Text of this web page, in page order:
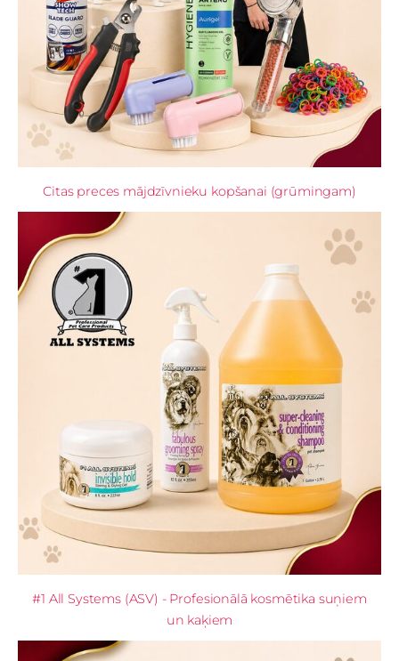
Citas preces mājdzīvnieku kopšanai (grūmingam)
#1 All Systems (ASV) - Profesionālā kosmētika suņiem
un kaķiem